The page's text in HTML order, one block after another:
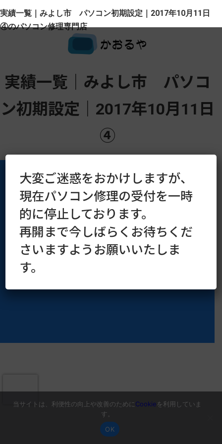
実績一覧｜みよし市 パソコン初期設定｜2017年10月11日
④のパソコン修理専門店
実績一覧｜みよし市 パソコ
ン初期設定｜2017年10月11日
④
運営会社 プライバシーポリシー
Copyright © 2016–2026 kaoruya.org All Rights Reserved.
大変ご迷惑をおかけしますが、
現在パソコン修理の受付を一時
的に停止しております。
再開まで今しばらくお待ちくだ
さいますようお願いいたしま
す。
当サイトは、利便性の向上や改善のためにCookieを利用していま
す。
OK